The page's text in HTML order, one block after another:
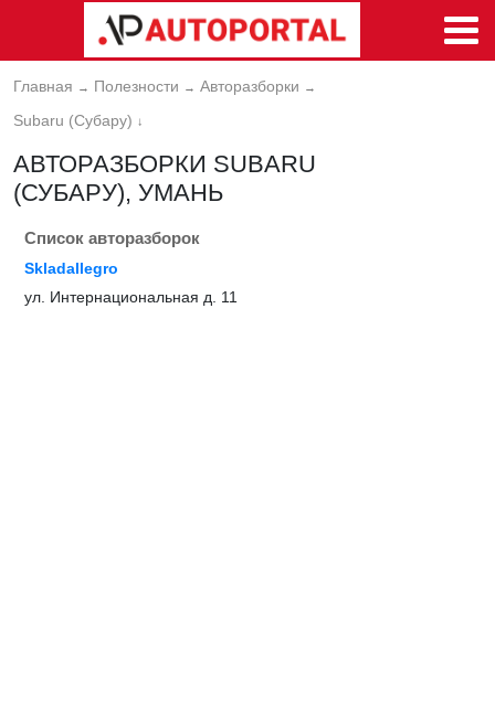
Главная → Полезности → Авторазборки →
Subaru (Субару) ↓
АВТОРАЗБОРКИ SUBARU
(СУБАРУ), УМАНЬ
Список авторазборок
Skladallegro
ул. Интернациональная д. 11